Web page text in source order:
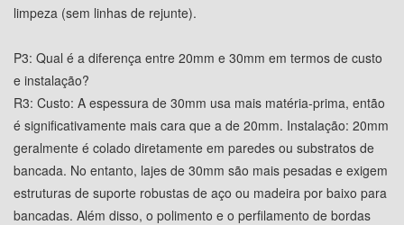
limpeza (sem linhas de rejunte).
P3: Qual é a diferença entre 20mm e 30mm em termos de custo
e instalação?
R3: Custo: A espessura de 30mm usa mais matéria-prima, então
é significativamente mais cara que a de 20mm. Instalação: 20mm
geralmente é colado diretamente em paredes ou substratos de
bancada. No entanto, lajes de 30mm são mais pesadas e exigem
estruturas de suporte robustas de aço ou madeira por baixo para
bancadas. Além disso, o polimento e o perfilamento de bordas